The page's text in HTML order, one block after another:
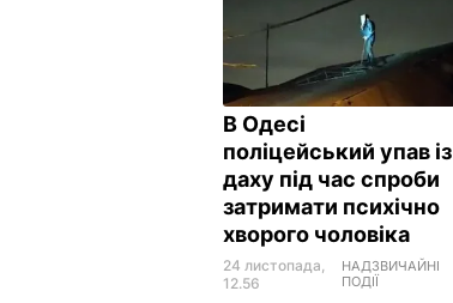
В Одесі
поліцейський упав із
даху під час спроби
затримати психічно
хворого чоловіка
24 листопада,
12.56
НАДЗВИЧАЙНІ
ПОДІЇ